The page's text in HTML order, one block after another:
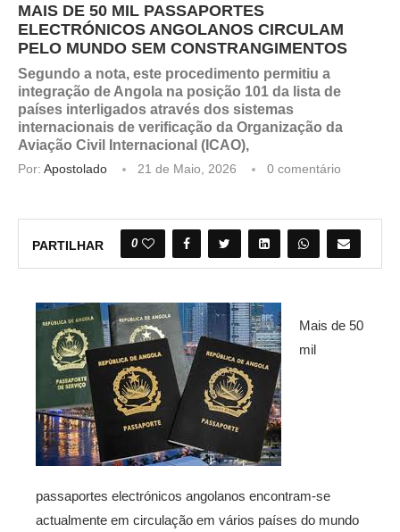
MAIS DE 50 MIL PASSAPORTES
ELECTRÓNICOS ANGOLANOS CIRCULAM
PELO MUNDO SEM CONSTRANGIMENTOS
Segundo a nota, este procedimento permitiu a
integração de Angola na posição 101 da lista de
países interligados através dos sistemas
internacionais de verificação da Organização da
Aviação Civil Internacional (ICAO),
Por: Apostolado 21 de Maio, 2026 0 comentário
PARTILHAR 0
Mais de 50
mil
passaportes electrónicos angolanos encontram-se
actualmente em circulação em vários países do mundo